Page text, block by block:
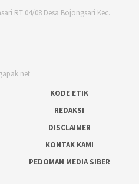
RT 04/08 Desa Bojongsari Kec.
KODE ETIK
REDAKSI
DISCLAIMER
KONTAK KAMI
PEDOMAN MEDIA SIBER